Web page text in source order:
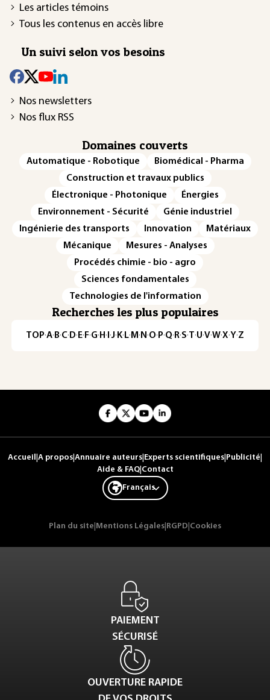
Les articles témoins
Tous les contenus en accès libre
Un suivi selon vos besoins
Nos newsletters
Nos flux RSS
Domaines couverts
Automatique - Robotique
Biomédical - Pharma
Construction et travaux publics
Électronique - Photonique
Énergies
Environnement - Sécurité
Génie industriel
Ingénierie des transports
Innovation
Matériaux
Mécanique
Mesures - Analyses
Procédés chimie - bio - agro
Sciences fondamentales
Technologies de l'information
Recherches les plus populaires
TOP·A·B·C· D· E· F·G· H · ·J· K· L· M · N ·O· P·Q· R·S·T·U·V·W·X·Y·Z
Accueil A propos Annuaire auteurs Experts scientifiques Publicité
Aide & FAQ| Contact
Français
Plan du site Mentions Légales RGPD Cookies
PAIEMENT
SÉCURISÉ
OUVERTURE RAPIDE